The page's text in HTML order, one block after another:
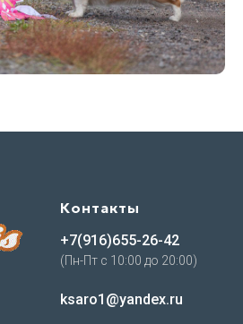
Контакты
+7(916)655-26-42
(Пн-Пт с 10:00 до 20:00)
ksaro1@yandex.ru